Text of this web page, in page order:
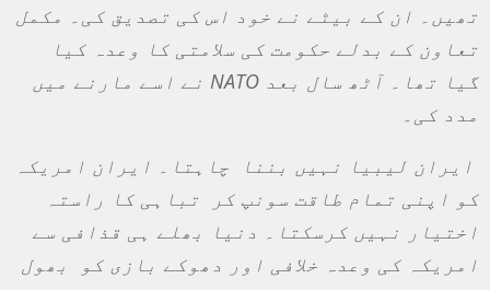
تھیں۔ ان کے بیٹے نے خود اس کی تصدیق کی۔ مکمل
تعاون کے بدلے حکومت کی سلامتی کا وعدہ کیا
گیا تھا۔ آٹھ سال بعد
نے اسے مارنے میں
مدد کی۔
ایران لیبیا نہیں بننا چاہتا۔ ایران امریکہ
کو اپنی تمام طاقت سونپ کر تباہی کا راستہ
اختیار نہیں کرسکتا۔ دنیا بھلے ہی قذافی سے
امریکہ کی وعدہ خلافی اور دھوکے بازی کو بھول